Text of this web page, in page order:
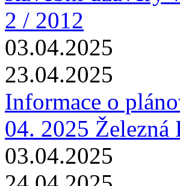
2 / 2012
03.04.2025
23.04.2025
Informace o
04. 2025
03.04.2025